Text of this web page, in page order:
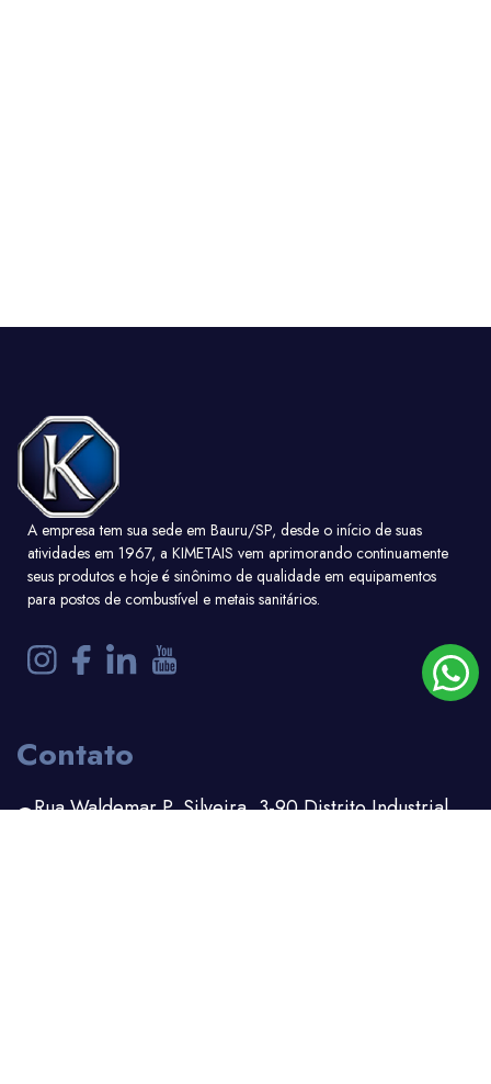
A empresa tem sua sede em Bauru/SP, desde o início de suas
atividades em 1967, a KIMETAIS vem aprimorando continuamente
seus produtos e hoje é sinônimo de qualidade em equipamentos
para postos de combustível e metais sanitários.
Contato
Rua Waldemar P. Silveira, 3-90 Distrito Industrial